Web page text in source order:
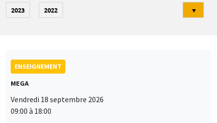
2023 2022 ▼
ENSEIGNEMENT
MEGA
Vendredi 18 septembre 2026
09:00 à 18:00